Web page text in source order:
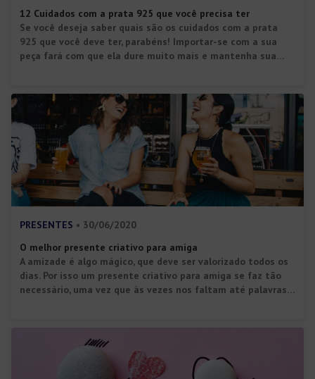
12 Cuidados com a prata 925 que você precisa ter
Se você deseja saber quais são os cuidados com a prata
925 que você deve ter, parabéns! Importar-se com a sua
peça fará com que ela dure muito mais e mantenha sua
metálica 92,5% de prata […]
PRESENTES • 30/06/2020
O melhor presente criativo para amiga
A amizade é algo mágico, que deve ser valorizado todos os
dias. Por isso um presente criativo para amiga se faz tão
necessário, uma vez que às vezes nos faltam até palavras